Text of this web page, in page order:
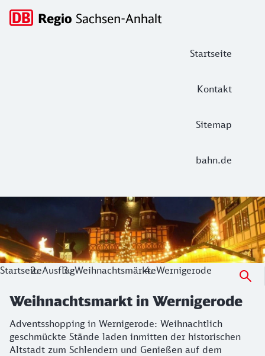
Startseite
Kontakt
Sitemap
bahn.de
Hauptnavigation
Weihnachtsmarkt in Wernigerode
Adventsshopping in Wernigerode: Weihnachtlich
StartseiteAusflugWeihnachtsmärkteWernigerode
Weihnachtsmarkt in Wernigerode
Adventsshopping in Wernigerode: Weihnachtlich
geschmückte Stände laden inmitten der historischen
Altstadt zum Schlendern und Genießen auf dem